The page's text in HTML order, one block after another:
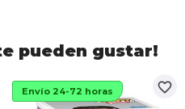
pueden gustar!
favorite_border
Envío 24-72 horas